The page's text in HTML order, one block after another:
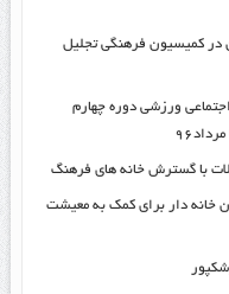
در کمیسیون فرهنگی تجلیل
اجتماعی ورزشی دوره چهارم
با گسترش خانه های فرهنگ
خانه دار برای کمک به معیشت